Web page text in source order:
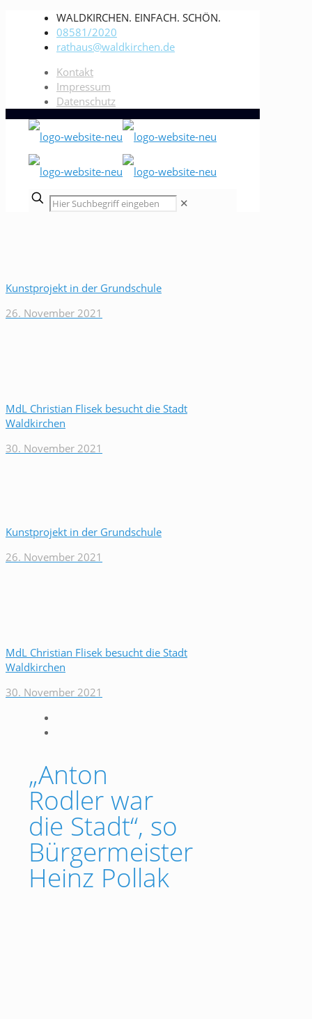
WALDKIRCHEN. EINFACH. SCHÖN.
08581/2020
rathaus@waldkirchen.de
Kontakt
Impressum
Datenschutz
✕
Kunstprojekt in der Grundschule
26. November 2021
MdL Christian Flisek besucht die Stadt
Waldkirchen
30. November 2021
Kunstprojekt in der Grundschule
26. November 2021
MdL Christian Flisek besucht die Stadt
Waldkirchen
30. November 2021
„Anton
Rodler war
die Stadt“, so
Bürgermeister
Heinz Pollak